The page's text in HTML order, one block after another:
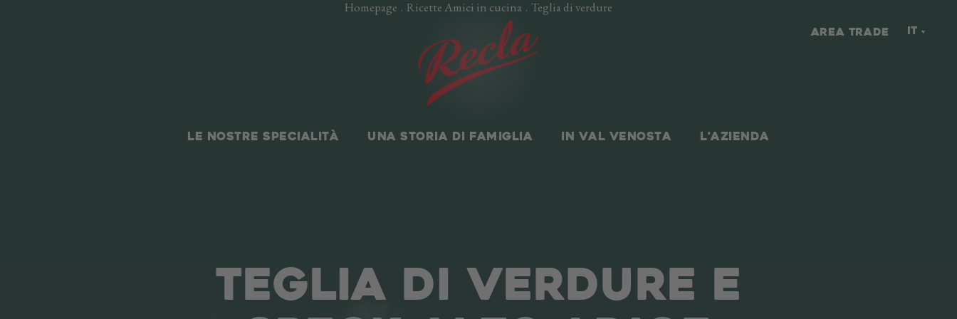
Homepage . Ricette Amici in cucina . Teglia di verdure
AREA TRADE IT
LE NOSTRE SPECIALITÀ UNA STORIA DI FAMIGLIA IN VAL VENOSTA L'AZIENDA
TEGLIA DI VERDURE E